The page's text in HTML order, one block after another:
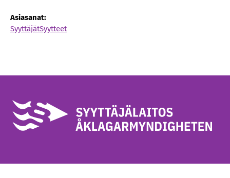
Asiasanat:
SyyttäjätSyytteet